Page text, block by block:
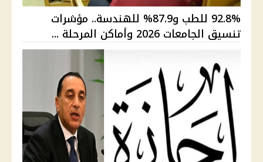
92.8% للطب و87.9% للهندسة.. مؤشرات
تنسيق الجامعات 2026 وأماكن المرحلة ...